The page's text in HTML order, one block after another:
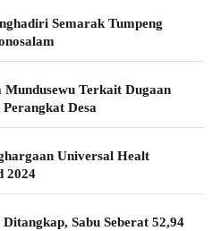
Semarak Tumpeng
Terkait Dugaan
Desa
Universal Healt
2024
Sabu Seberat 52,94